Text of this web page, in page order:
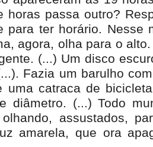
passa outro?
ter horário. Nesse
agora, olha para o
(...) Um disco
Fazia um barulho
uma catraca de
diâmetro. (...) Todo
assustados,
amarela, que ora